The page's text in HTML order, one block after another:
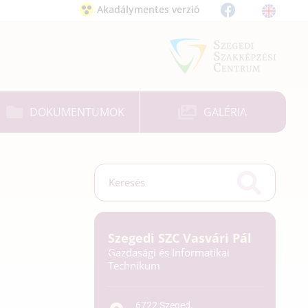
Akadálymentes verzió
DOKUMENTUMOK GALÉRIA
Szegedi SZC Vasvári Pál
Gazdasági és Informatikai
Technikum
6722 Szeged,